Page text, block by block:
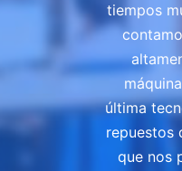
tiempos
última
repuestos
que nos